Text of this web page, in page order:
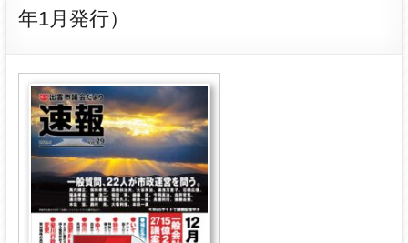
年1月発行）